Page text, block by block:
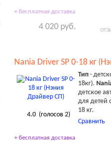
+ бесплатная доставка
4 020 руб.
Nania Driver SP 0-18 кг
4.0 (голосов2)
Тип-
18кг).
детское
для детей
18 кг.
Сравнить
+ бесплатная доставка